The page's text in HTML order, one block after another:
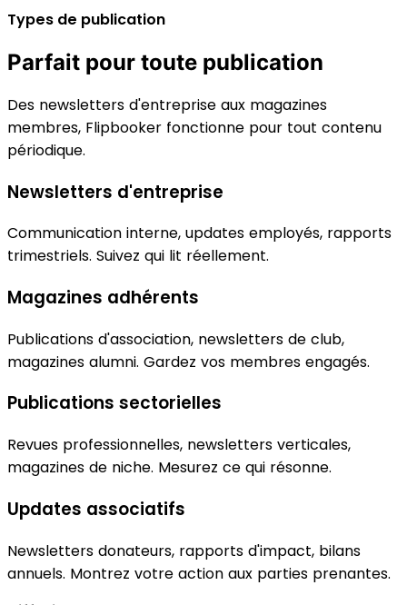
Types de publication
Parfait pour toute publication
Des newsletters d'entreprise aux magazines
membres, Flipbooker fonctionne pour tout contenu
périodique.
Newsletters d'entreprise
Communication interne, updates employés, rapports
trimestriels. Suivez qui lit réellement.
Magazines adhérents
Publications d'association, newsletters de club,
magazines alumni. Gardez vos membres engagés.
Publications sectorielles
Revues professionnelles, newsletters verticales,
magazines de niche. Mesurez ce qui résonne.
Updates associatifs
Newsletters donateurs, rapports d'impact, bilans
annuels. Montrez votre action aux parties prenantes.